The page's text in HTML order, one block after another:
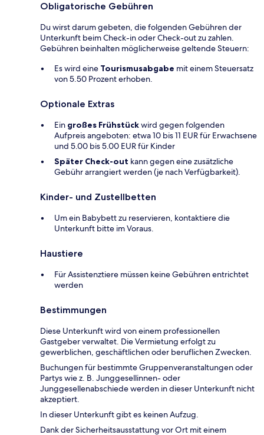
Obligatorische Gebühren
Du wirst darum gebeten, die folgenden Gebühren der
Unterkunft beim Check-in oder Check-out zu zahlen.
Gebühren beinhalten möglicherweise geltende Steuern:
Es wird eine Tourismusabgabe mit einem Steuersatz
von 5.50 Prozent erhoben.
Optionale Extras
Ein großes Frühstückwird gegen folgenden
Aufpreis angeboten: etwa 10 bis 11 EUR für Erwachsene
und 5.00 bis 5.00 EUR für Kinder
Später Check-out kann gegen eine zusätzliche
Gebühr arrangiert werden (je nach Verfügbarkeit).
Kinder- und Zustellbetten
Um ein Babybett zu reservieren, kontaktiere die
Unterkunft bitte im Voraus.
Haustiere
Für Assistenztiere müssen keine Gebühren entrichtet
werden
Bestimmungen
Diese Unterkunft wird von einem professionellen
Gastgeber verwaltet. Die Vermietung erfolgt zu
gewerblichen, geschäftlichen oder beruflichen Zwecken.
Buchungen für bestimmte Gruppenveranstaltungen oder
Partys wie z. B. Junggesellinnen- oder
Junggesellenabschiede werden in dieser Unterkunft nicht
akzeptiert.
In dieser Unterkunft gibt es keinen Aufzug.
Dank der Sicherheitsausstattung vor Ort mit einem